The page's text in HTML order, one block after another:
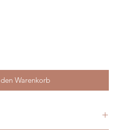
Warenkorb